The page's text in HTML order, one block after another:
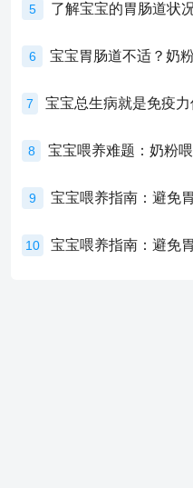
5 了解宝宝的胃肠道状
6
7
8
9 宝宝喂养指南：避免
10 宝宝喂养指南：避免